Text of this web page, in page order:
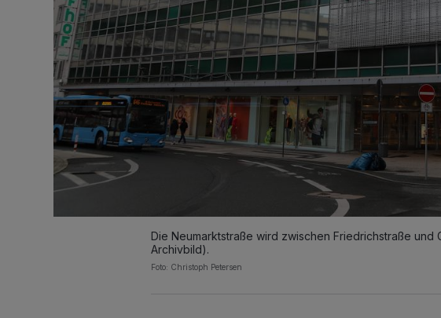
Die Neumarktstraße wird zwischen Friedrichstraße und
Archivbild).
Foto: Christoph Petersen